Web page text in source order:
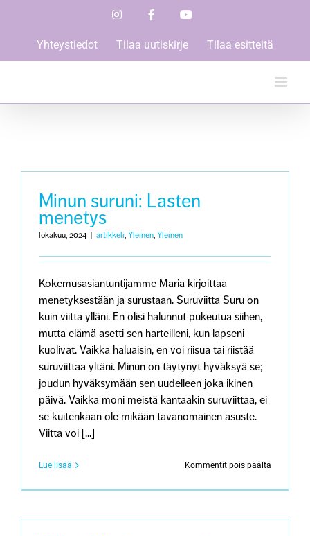
InstagramFacebook
Yhteystiedot Tilaa uutiskirje Tilaa esitteitä
Minun suruni: Lasten
menetys
lokakuu, 2024 artikkeli, Yleinen, Yleinen
Kokemusasiantuntijamme Maria kirjoittaa
menetyksestään ja surustaan. Suruviitta Suru on
kuin viitta ylläni. En olisi halunnut pukeutua siihen,
mutta elämä asetti sen harteilleni, kun lapseni
kuolivat. Vaikka haluaisin, en voi riisua tai riistää
suruviittaa yltäni. Minun on täytynyt hyväksyä se;
joudun hyväksymään sen uudelleen joka ikinen
päivä. Vaikka moni meistä kantaakin suruviittaa, ei
se kuitenkaan ole mikään tavanomainen asuste.
Viitta voi [...]
Lue lisää Kommentit pois päältä
suruni: